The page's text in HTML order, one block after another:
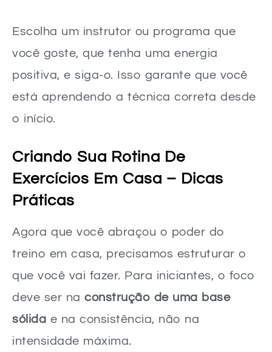
Escolha um instrutor ou programa que
você goste, que tenha uma energia
positiva, e siga-o. Isso garante que você
está aprendendo a técnica correta desde
o início.
Criando Sua Rotina De
Exercícios Em Casa – Dicas
Práticas
Agora que você abraçou o poder do
treino em casa, precisamos estruturar o
que você vai fazer. Para iniciantes, o foco
deve ser na construção de uma base
sólida e na consistência, não na
intensidade máxima.